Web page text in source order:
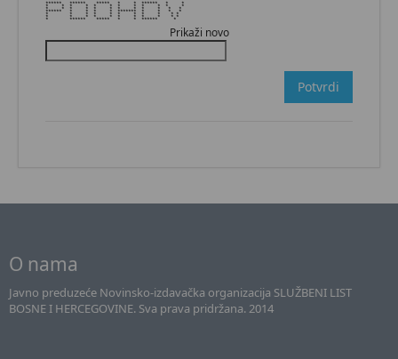
****** ****** ***** * * ****** * *
* * * * * * * * * * * *
* * * * * * * * * * * *
****** * * * * ******* * * * *
* * * * * * * * * * *
* * * * * * * * * * *
* ****** ***** * * ****** *
Prikaži novo
Potvrdi
O nama
Javno preduzeće Novinsko-izdavačka organizacija SLUŽBENI LIST
BOSNE I HERCEGOVINE. Sva prava pridržana. 2014